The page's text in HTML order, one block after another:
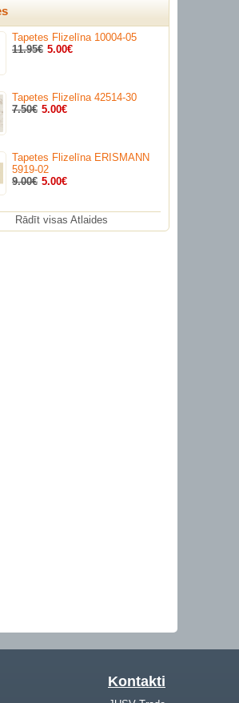
Tapetes Flizelīna 10004-05
11.95€ 5.00€
Tapetes Flizelīna 42514-30
7.50€ 5.00€
Tapetes Flizelīna ERISMANN
5919-02
9.00€ 5.00€
Rādīt visas Atlaides
Kontakti